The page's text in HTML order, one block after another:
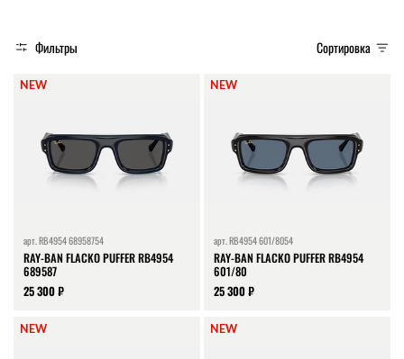
Фильтры Сортировка
NEW
арт.RB4954 68958754
RAY-BAN FLACKO PUFFER RB4954
689587
25 300 ₽
NEW
арт.RB4954 601/8054
RAY-BAN FLACKO PUFFER RB4954
601/80
25 300 ₽
NEW NEW